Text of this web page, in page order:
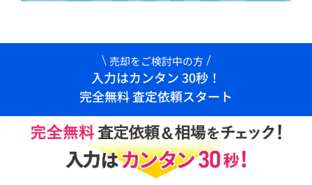
売却をご検討中の方
入力はカンタン 30秒！
完全無料 査定依頼スタート